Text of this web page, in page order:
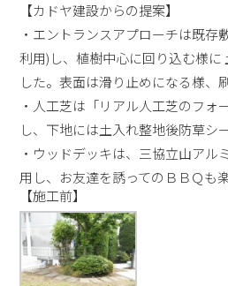
【カドヤ建設からの提案】
・エントランスアプローチは既存
利用)し、植樹中心に回り込む様
した。表面は滑り止めになる様、
・人工芝は「リアル人工芝のフォ
し、下地には土入れ整地後防草シ
・ウッドデッキは、三協立山アル
用し、お友達を誘ってのＢＢＱも
【施工前】